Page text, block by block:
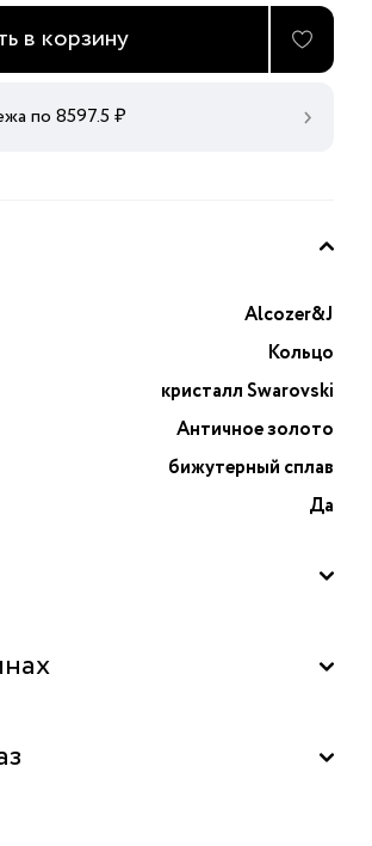
в корзину
по 8597.5 ₽
Alcozer&J
Кольцо
кристалл Swarovski
Античное золото
бижутерный сплав
Да
кит", Мытищи